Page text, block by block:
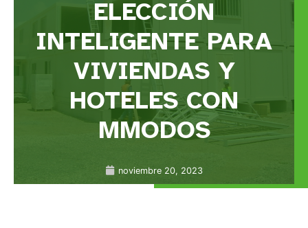
ELECCIÓN
INTELIGENTE PARA
VIVIENDAS Y
HOTELES CON
MMODOS
noviembre 20, 2023